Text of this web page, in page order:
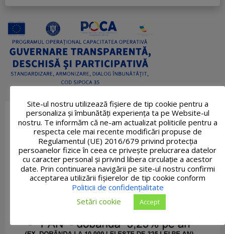
Site-ul nostru utilizează fişiere de tip cookie pentru a
personaliza și îmbunătăți experiența ta pe Website-ul
nostru. Te informăm că ne-am actualizat politicile pentru a
respecta cele mai recente modificări propuse de
Regulamentul (UE) 2016/679 privind protecția
persoanelor fizice în ceea ce privește prelucrarea datelor
cu caracter personal și privind libera circulație a acestor
date. Prin continuarea navigării pe site-ul nostru confirmi
acceptarea utilizării fişierelor de tip cookie conform
Politicii de confidențialitate
Setări cookie
Accept